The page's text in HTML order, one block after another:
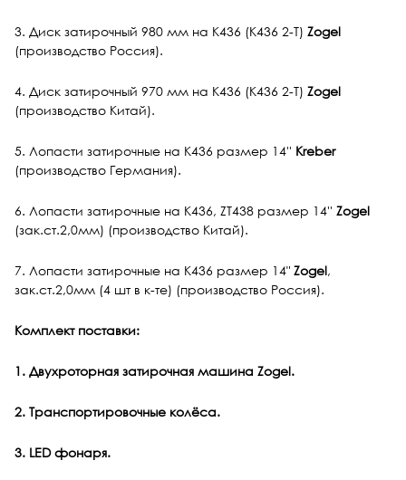
3. Диск затирочный 980 мм на К436 (К436 2-Т) Zogel
(производство Россия).
4. Диск затирочный 970 мм на К436 (К436 2-Т) Zogel
(производство Китай).
5. Лопасти затирочные на К436 размер 14'' Kreber
(производство Германия).
6. Лопасти затирочные на К436, ZT438 размер 14'' Zogel
(зак.ст.2,0мм) (производство Китай).
7. Лопасти затирочные на К436 размер 14" Zogel,
зак.ст.2,0мм (4 шт в к-те) (производство Россия).
Комплект поставки:
1. Двухроторная затирочная машина Zogel.
2. Транспортировочные колёса.
3. LED фонаря.